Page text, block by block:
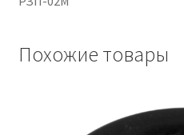
Похожие товары